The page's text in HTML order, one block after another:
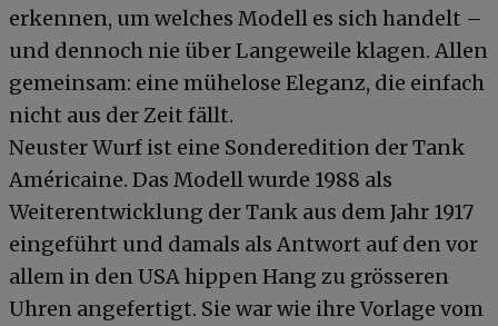
erkennen, um welches Modell es sich handelt –
und dennoch nie über Langeweile klagen. Allen
gemeinsam: eine mühelose Eleganz, die einfach
nicht aus der Zeit fällt.
Neuster Wurf ist eine Sonderedition der Tank
Américaine. Das Modell wurde 1988 als
Weiterentwicklung der Tank aus dem Jahr 1917
eingeführt und damals als Antwort auf den vor
allem in den USA hippen Hang zu grösseren
Uhren angefertigt. Sie war wie ihre Vorlage vom